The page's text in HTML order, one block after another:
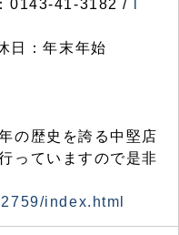
0143-41-3182 /
日：年末年始
の歴史を誇る中堅店
っていますので是非
index.html